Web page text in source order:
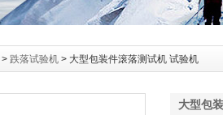
> 跌落试验机 > 大型包装件滚落测试机 试验机
大型包